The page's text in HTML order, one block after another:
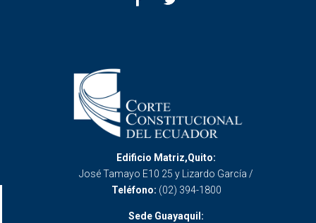
Edificio Matriz,Quito:
José Tamayo E10 25 y Lizardo García /
Teléfono: (02) 394-1800
Sede Guayaquil: